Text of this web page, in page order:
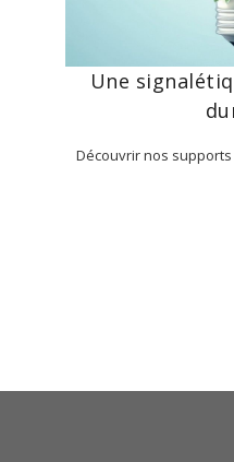
Une
Découvrir nos